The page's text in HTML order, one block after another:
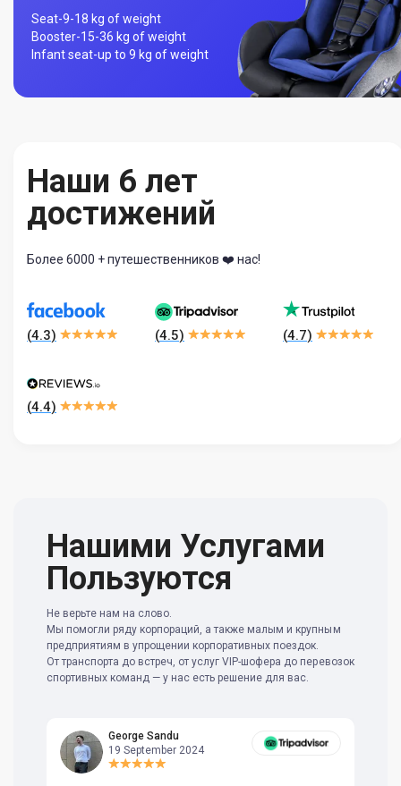
Seat-9-18 kg of weight
Booster-15-36 kg of weight
Infant seat-up to 9 kg of weight
Наши 6 лет
достижений
Более 6000 + путешественников ❤️ нас!
(4.3) (4.5) (4.7)
(4.4)
Нашими Услугами
Пользуются
Не верьте нам на слово.
Мы помогли ряду корпораций, а также малым и крупным
предприятиям в упрощении корпоративных поездок.
От транспорта до встреч, от услуг VIP-шофера до перевозок
спортивных команд — у нас есть решение для вас.
George Sandu
19 September 2024